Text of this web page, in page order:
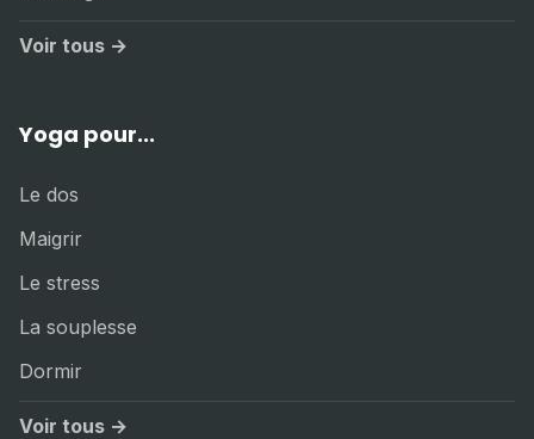
Voir tous →
Yoga pour...
Le dos
Maigrir
Le stress
La souplesse
Dormir
Voir tous →